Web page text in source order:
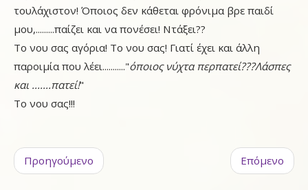
τουλάχιστον! Όποιος δεν κάθεται φρόνιμα βρε παιδί
μου,.........παίζει και να πονέσει! Ντάξει??
Το νου σας αγόρια! Το νου σας! Γιατί έχει και άλλη
παροιμία που λέει..........."όποιος νύχτα περπατεί???Λάσπες
και .......πατεί!"
Το νου σας!!!
Προηγούμενο Επόμενο